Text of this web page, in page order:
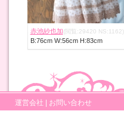
赤池紗也加(閲覧:29420 NS:1162)
B:76cm W:56cm H:83cm
運営会社 お問い合わせ